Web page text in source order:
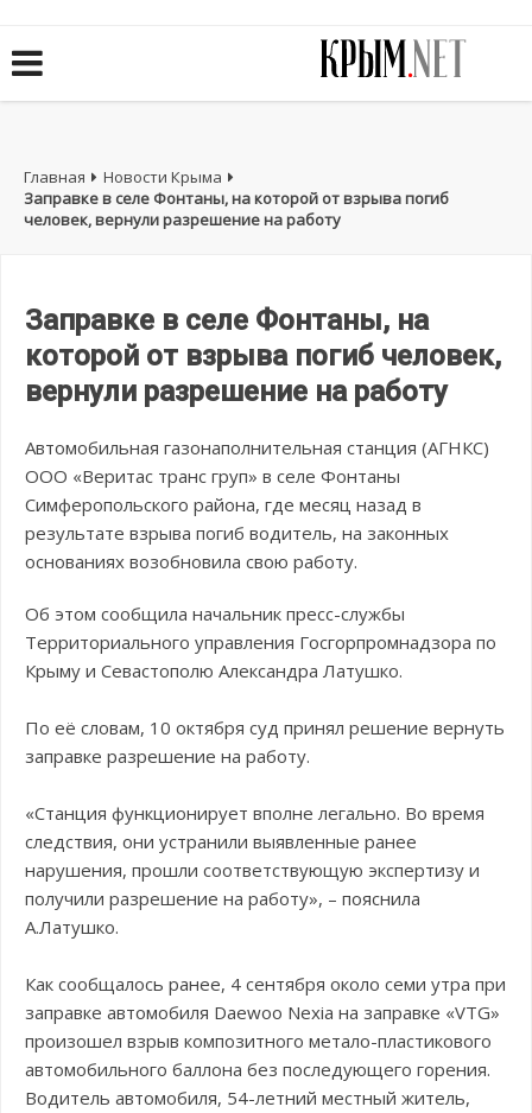
Главная
Новости Крыма
Заправке в селе Фонтаны, на которой от взрыва погиб
человек, вернули разрешение на работу
Заправке в селе Фонтаны, на
которой от взрыва погиб человек,
вернули разрешение на работу
Автомобильная газонаполнительная станция (АГНКС)
ООО «Веритас транс груп» в селе Фонтаны
Симферопольского района, где месяц назад в
результате взрыва погиб водитель, на законных
основаниях возобновила свою работу.
Об этом сообщила начальник пресс-службы
Территориального управления Госгорпромнадзора по
Крыму и Севастополю Александра Латушко.
По её словам, 10 октября суд принял решение вернуть
заправке разрешение на работу.
«Станция функционирует вполне легально. Во время
следствия, они устранили выявленные ранее
нарушения, прошли соответствующую экспертизу и
получили разрешение на работу», – пояснила
А.Латушко.
Как сообщалось ранее, 4 сентября около семи утра при
заправке автомобиля Daewoo Nexia на заправке «VTG»
произошел взрыв композитного метало-пластикового
автомобильного баллона без последующего горения.
Водитель автомобиля, 54-летний местный житель,